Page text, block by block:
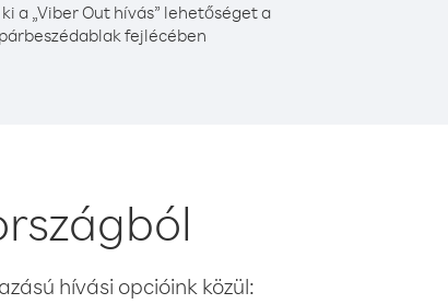
a „Viber Out hívás” lehetőséget a
párbeszédablak fejlécében
hívási opcióink közül: